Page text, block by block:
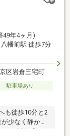
49年4ヶ月)
幡前駅 徒歩7分
区岩倉三宅町
駐車場あり
も徒歩10分と2
少なく静かな